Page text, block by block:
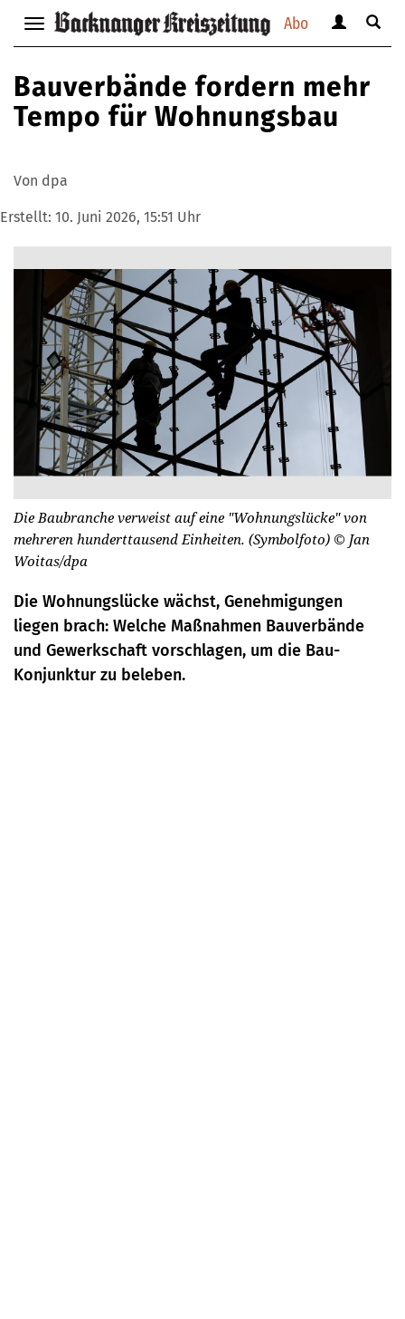
Abo
Navigation
anzeigen
verbergen
anzeigen
verbergen
Suche
Bauverbände fordern mehr
Tempo für Wohnungsbau
Von dpa
Erstellt: 10. Juni 2026, 15:51 Uhr
Die Baubranche verweist auf eine "Wohnungslücke" von
mehreren hunderttausend Einheiten. (Symbolfoto) © Jan
Woitas/dpa
Die Wohnungslücke wächst, Genehmigungen
liegen brach: Welche Maßnahmen Bauverbände
und Gewerkschaft vorschlagen, um die Bau-
Konjunktur zu beleben.